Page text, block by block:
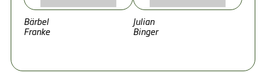
Bärbel
Franke
Julian
Binger